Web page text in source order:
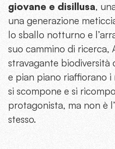
giovane e disillusa,
una generazione
lo sballo notturno e
suo cammino di ricerca,
stravagante biodiversità
e pian piano riaffiorano i
si scompone e si
protagonista, ma non è
stesso.